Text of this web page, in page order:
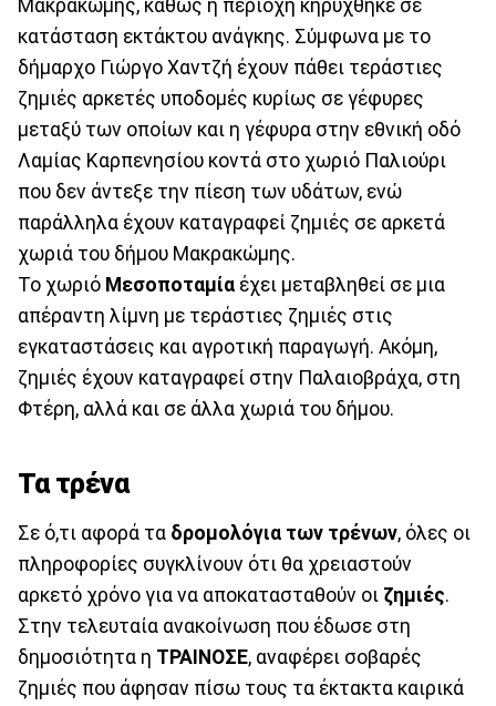
Μακρακώμης, καθώς η περιοχή κηρύχθηκε σε
κατάσταση εκτάκτου ανάγκης. Σύμφωνα με το
δήμαρχο Γιώργο Χαντζή έχουν πάθει τεράστιες
ζημιές αρκετές υποδομές κυρίως σε γέφυρες
μεταξύ των οποίων και η γέφυρα στην εθνική οδό
Λαμίας Καρπενησίου κοντά στο χωριό Παλιούρι
που δεν άντεξε την πίεση των υδάτων, ενώ
παράλληλα έχουν καταγραφεί ζημιές σε αρκετά
χωριά του δήμου Μακρακώμης.
Το χωριό Μεσοποταμία έχει μεταβληθεί σε μια
απέραντη λίμνη με τεράστιες ζημιές στις
εγκαταστάσεις και αγροτική παραγωγή. Ακόμη,
ζημιές έχουν καταγραφεί στην Παλαιοβράχα, στη
Φτέρη, αλλά και σε άλλα χωριά του δήμου.
Τα τρένα
Σε ό,τι αφορά τα δρομολόγια των τρένων, όλες οι
πληροφορίες συγκλίνουν ότι θα χρειαστούν
αρκετό χρόνο για να αποκατασταθούν οι ζημιές.
Στην τελευταία ανακοίνωση που έδωσε στη
δημοσιότητα η ΤΡΑΙΝΟΣΕ, αναφέρει σοβαρές
ζημιές που άφησαν πίσω τους τα έκτακτα καιρικά